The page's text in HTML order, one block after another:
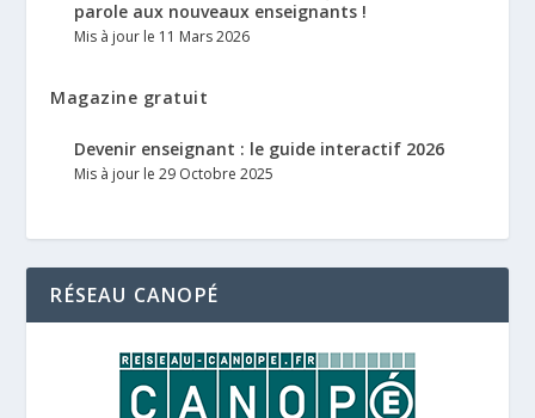
parole aux nouveaux enseignants !
Mis à jour le 11 Mars 2026
Magazine gratuit
Devenir enseignant : le guide interactif 2026
Mis à jour le 29 Octobre 2025
RÉSEAU CANOPÉ